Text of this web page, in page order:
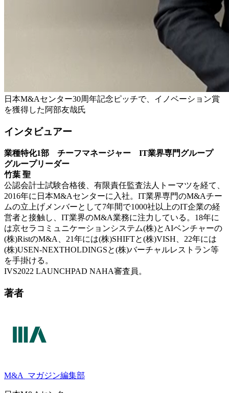
日本M&Aセンター30周年記念ピッチで、イノベーション賞
を獲得した阿部友哉氏
インタビュアー
業種特化1部 チーフマネージャー IT業界専門グループ
グループリーダー
竹葉 聖
公認会計士試験合格後、有限責任監査法人トーマツを経て、
2016年に日本M&Aセンターに入社。IT業界専門のM&Aチー
ムの立上げメンバーとして7年間で1000社以上のIT企業の経
営者と接触し、IT業界のM&A業務に注力している。18年に
は京セラコミュニケーションシステム(株)とAIベンチャーの
(株)RistのM&A、21年には(株)SHIFTと(株)VISH、22年には
(株)USEN-NEXTHOLDINGSと(株)バーチャルレストラン等
を手掛ける。
IVS2022 LAUNCHPAD NAHA審査員。
著者
M&A マガジン編集部